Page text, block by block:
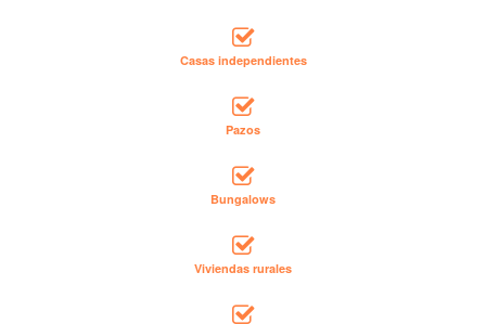
Casas independientes
Pazos
Bungalows
Viviendas rurales